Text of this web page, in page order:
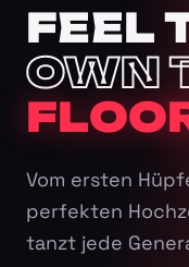
FEEL
OWN
Vom ersten
perfekten
tanzt jede